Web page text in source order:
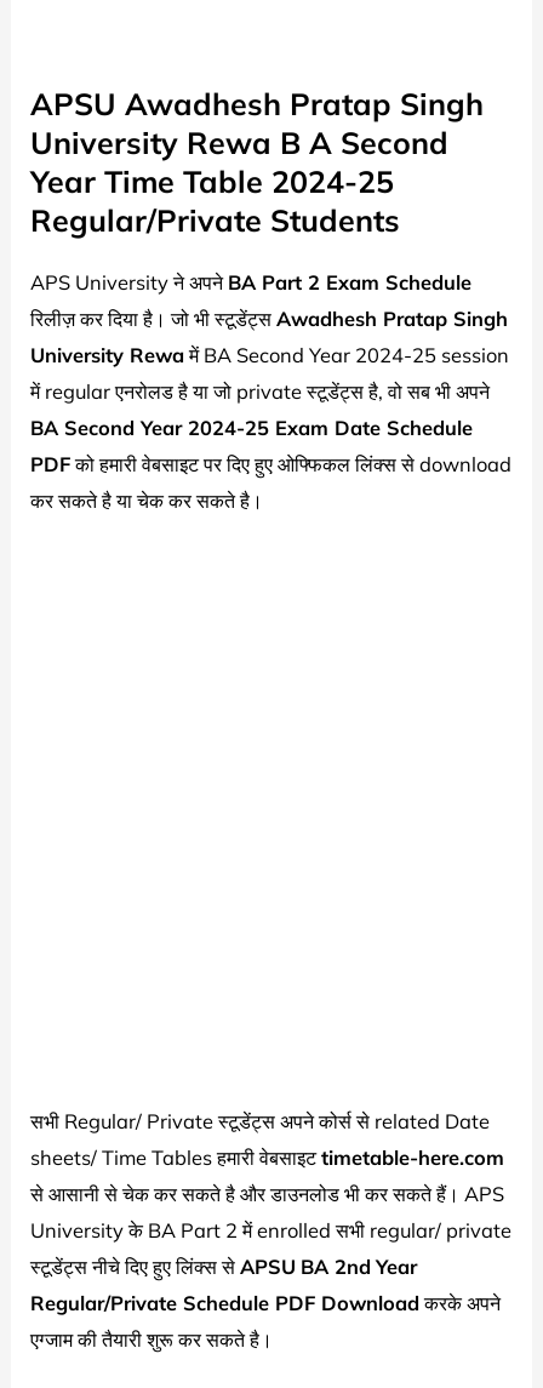
APSU Awadhesh Pratap Singh
University Rewa B A Second
Year Time Table 2024-25
Regular/Private Students
APS University ने अपने BA Part 2 Exam Schedule
रिलीज़ कर दिया है। जो भी स्टूडेंट्सAwadhesh Pratap Singh
University Rewaमें BA Second Year 2024-25 session
में regular एनरोलड है या जो private स्टूडेंट्स है, वो सब भी अपने
BA Second Year 2024-25 Exam Date Schedule
PDFको हमारी वेबसाइट पर दिए हुए ओफ्फिकल लिंक्स से download
कर सकते है या चेक कर सकते है।
सभी Regular/ Private स्टूडेंट्स अपने कोर्स से related Date
sheets/ Time Tables हमारी वेबसाइटtimetable-here.com
से आसानी से चेक कर सकते है और डाउनलोड भी कर सकते हैं। APS
University के BA Part 2 में enrolled सभी regular/ private
स्टूडेंट्स नीचे दिए हुए लिंक्स सेAPSU BA 2nd Year
Regular/Private Schedule PDF Download करके अपने
एग्जाम की तैयारी शुरू कर सकते है।